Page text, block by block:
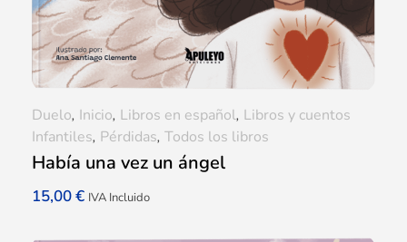
Había una vez un ángel
15,00€ IVA Incluido
Duelo, Inicio, Libros en español, Libros y cuentos
Infantiles, Pérdidas, Todos los libros